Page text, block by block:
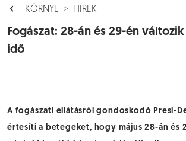
KÖRNYE HÍREK
Fogászat: 28-án és 29-én
idő
A fogászati ellátásról gondoskodó Presi-
értesíti a betegeket, hogy május 28-án és